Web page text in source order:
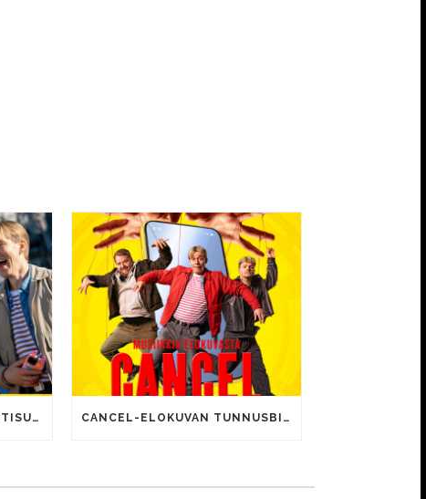
CANCEL-ELOKUVALLE JÄTTISUOSIO – AVAUSPÄIVÄNÄ JO 15 492 KATSOJAA! CANCEL-ELOKUVAN TUNNUSBIISIN LYRIIKOISSA TUTTUJA MEEMIHOKEMIA YOUTUBE-VIDEOILTA!